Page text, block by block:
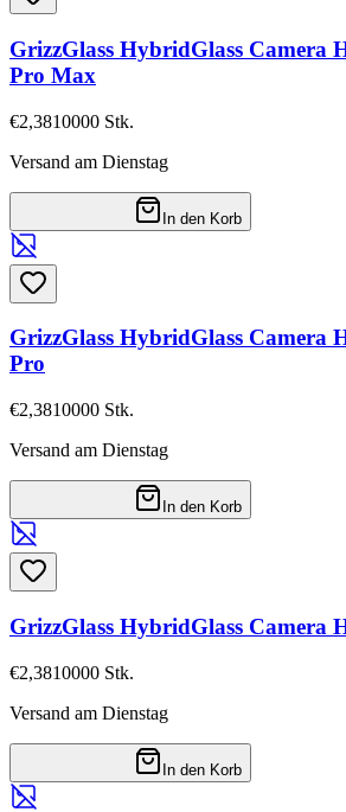
GrizzGlass HybridGlass Camera
Pro Max
€2,3810000 Stk.
Versand am Dienstag
In den Korb
GrizzGlass HybridGlass Camera
Pro
€2,3810000 Stk.
Versand am Dienstag
In den Korb
GrizzGlass HybridGlass Camera
€2,3810000 Stk.
Versand am Dienstag
In den Korb